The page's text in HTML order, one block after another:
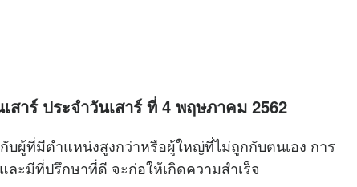
สาร์ ประจำวันเสาร์ ที่ 4 พฤษภาคม 2562
บผู้ที่มีตำแหน่งสูงกว่าหรือผู้ใหญ่ที่ไม่ถูกกับตนเอง การ
ะมีที่ปรึกษาที่ดี จะก่อให้เกิดความสำเร็จ